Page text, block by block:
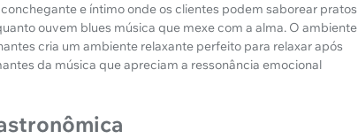
e íntimo onde os clientes podem saborear pratos
ouvem blues música que mexe com a alma. O ambiente
cria um ambiente relaxante perfeito para relaxar após
da música que apreciam a ressonância emocional